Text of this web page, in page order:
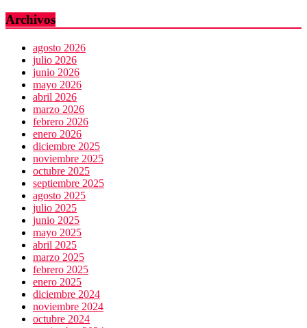
Archivos
agosto 2026
julio 2026
junio 2026
mayo 2026
abril 2026
marzo 2026
febrero 2026
enero 2026
diciembre 2025
noviembre 2025
octubre 2025
septiembre 2025
agosto 2025
julio 2025
junio 2025
mayo 2025
abril 2025
marzo 2025
febrero 2025
enero 2025
diciembre 2024
noviembre 2024
octubre 2024